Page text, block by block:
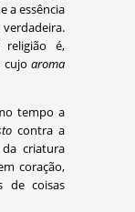
a essência
é,
cujoaroma
tempo a
contra a
criatura
coração,
de coisas